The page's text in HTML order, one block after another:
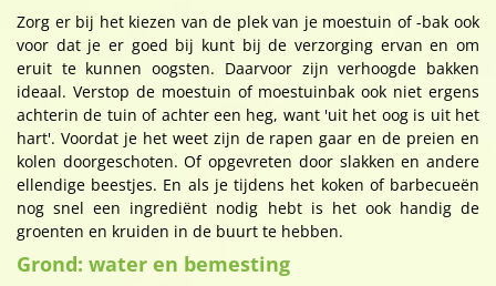
Zorg er bij het kiezen van de plek van je moestuin of -bak ook
voor dat je er goed bij kunt bij de verzorging ervan en om
eruit te kunnen oogsten. Daarvoor zijn verhoogde bakken
ideaal. Verstop de moestuin of moestuinbak ook niet ergens
achterin de tuin of achter een heg, want 'uit het oog is uit het
hart'. Voordat je het weet zijn de rapen gaar en de preien en
kolen doorgeschoten. Of opgevreten door slakken en andere
ellendige beestjes. En als je tijdens het koken of barbecueën
nog snel een ingrediënt nodig hebt is het ook handig de
groenten en kruiden in de buurt te hebben.
Grond: water en bemesting